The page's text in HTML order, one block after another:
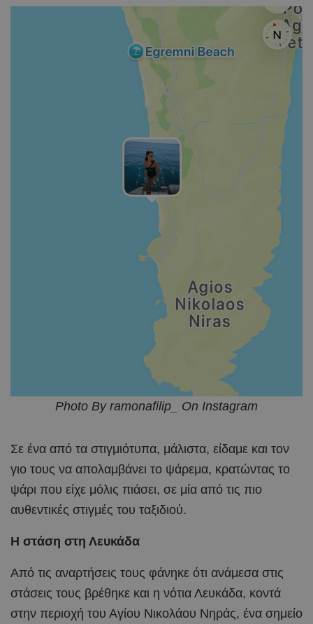
Photo By ramonafilip_ On Instagram
Σε ένα από τα στιγμιότυπα, μάλιστα, είδαμε και τον
γιο τους να απολαμβάνει το ψάρεμα, κρατώντας το
ψάρι που είχε μόλις πιάσει, σε μία από τις πιο
αυθεντικές στιγμές του ταξιδιού.
Η στάση στη Λευκάδα
Από τις αναρτήσεις τους φάνηκε ότι ανάμεσα στις
στάσεις τους βρέθηκε και η νότια Λευκάδα, κοντά
στην περιοχή του Αγίου Νικολάου Νηράς, ένα σημείο